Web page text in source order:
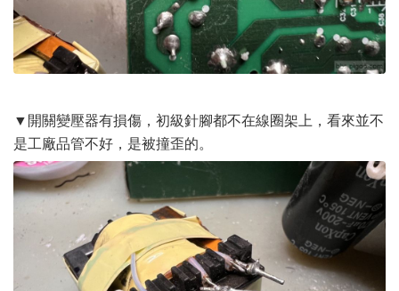
▼開關變壓器有損傷，初級針腳都不在線圈架上，看來並不
是工廠品管不好，是被撞歪的。